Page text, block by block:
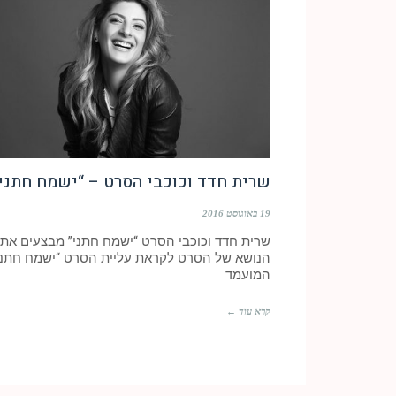
שרית חדד וכוכבי הסרט – “ישמח
19 באוגוסט 2016
שרית חדד וכוכבי הסרט “ישמח חתני” מבצעים
הנושא של הסרט לקראת עליית הסרט “ישמח
המועמד
קרא עוד ←